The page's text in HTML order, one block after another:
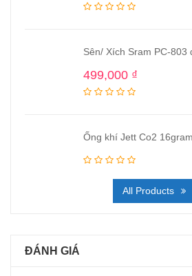
Sên/ Xích Sram PC-803
499,000 ₫
Ống khí Jett Co2 16gram
All Products
ĐÁNH GIÁ